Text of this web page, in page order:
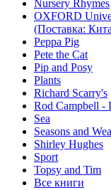
Nursery Rhymes
OXFORD
(Поставка:
Peppa Pig
Pete the Сat
Pip and Posy
Plants
Richard Scarry's
Rod Campbell -
Sea
Seasons and
Shirley Hughes
Sport
Topsy and Tim
Все книги